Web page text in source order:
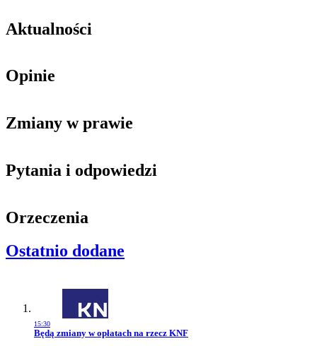
Aktualności
Opinie
Zmiany w prawie
Pytania i odpowiedzi
Orzeczenia
Ostatnio dodane
15:30
Przejdź do artykułu:
Będą zmiany w opłatach na rzecz KNF